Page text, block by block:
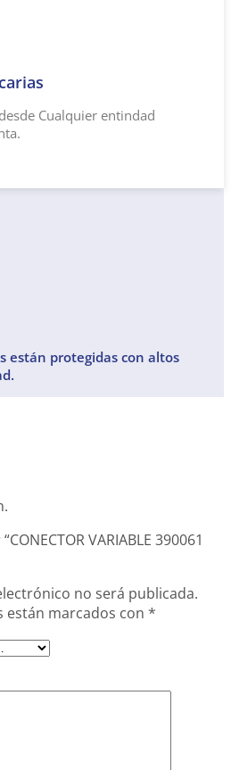
Cualquier entindad
están protegidas con altos
VARIABLE 390061
no será publicada.
están marcados con *